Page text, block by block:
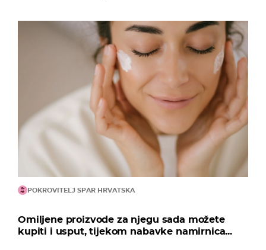
POKROVITELJ SPAR HRVATSKA
Omiljene proizvode za njegu sada možete
kupiti i usput, tijekom nabavke namirnica...